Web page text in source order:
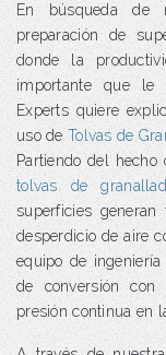
En búsqueda de
preparación de
donde la
importante que le
Experts quiere
uso de Tolvas de
Partiendo del
tolvas de
superficies
desperdicio de aire
equipo de
de conversión con
presión continua en